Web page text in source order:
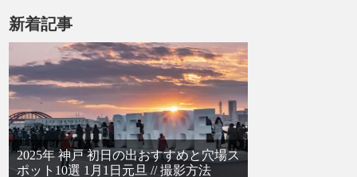
新着記事
2025年 神戸 初日の出おすすめと穴場ス
ポット10選 1月1日元旦 // 撮影方法